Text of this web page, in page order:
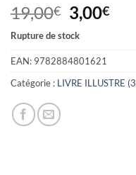
19,00€ Le
prix
initial
était :
19,00€.
3,00€Le
Rupture de stock
EAN: 9782884801621
Catégorie : LIVRE ILLUSTRE